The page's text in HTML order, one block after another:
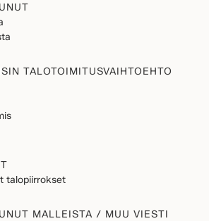
TALOTOIMITUSVAIHTOEHTO
talopiirrokset
MALLEISTA / MUU VIESTI